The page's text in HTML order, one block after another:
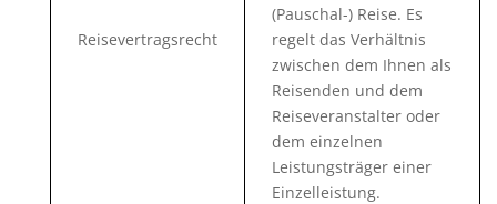
Reisevertragsrecht
(Pauschal-) Reise. Es
regelt das Verhältnis
zwischen dem Ihnen als
Reisenden und dem
Reiseveranstalter oder
dem einzelnen
Leistungsträger einer
Einzelleistung.